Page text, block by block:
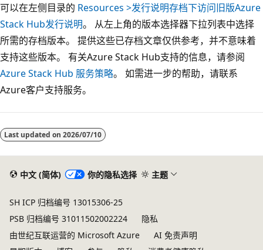
可以在左侧目录的 Resources >发行说明存档下访问旧版Azure
Stack Hub发行说明。 从左上角的版本选择器下拉列表中选择
所需的存档版本。 提供这些已存档文章仅供参考，并不意味着
支持这些版本。 有关Azure Stack Hub支持的信息，请参阅
Azure Stack Hub 服务策略。 如需进一步的帮助，请联系
Azure客户支持服务。
模
式
Last updated on 2026/07/10
中文 (简体) 你的隐私选择 主题
SH ICP 归档编号 13015306-25
PSB 归档编号 31011502002224
隐私
由世纪互联运营的 Microsoft Azure
AI 免责声明